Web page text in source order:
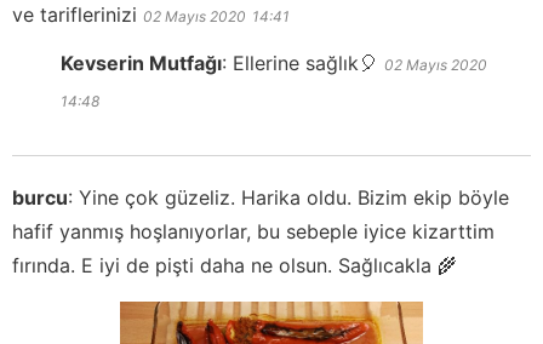
ve tariflerinizi 02 Mayıs 2020 14:41
Kevserin Mutfağı: Ellerine sağlık🎈 02 Mayıs 2020
14:48
burcu: Yine çok güzeliz. Harika oldu. Bizim ekip böyle
hafif yanmış hoşlanıyorlar, bu sebeple iyice kizarttim
fırında. E iyi de pişti daha ne olsun. Sağlıcakla 🌾